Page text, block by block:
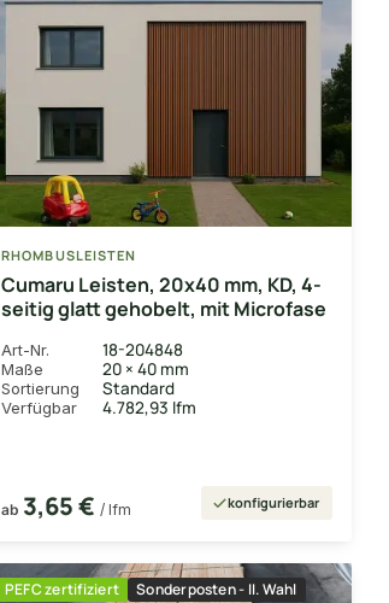
RHOMBUSLEISTEN
Cumaru Leisten, 20x40 mm, KD, 4-
seitig glatt gehobelt, mit Microfase
Art-Nr. 18-204848
Maße 20 × 40 mm
Sortierung Standard
Verfügbar 4.782,93 lfm
ab 3,65 € / lfm konfigurierbar
Sonderposten - II. Wahl
PEFC zertifiziert